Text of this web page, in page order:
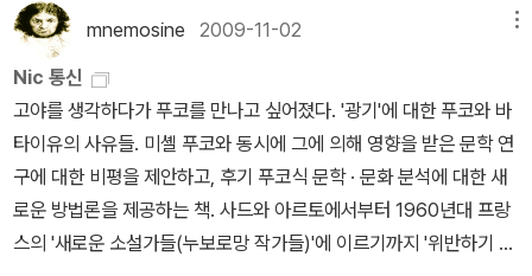
막스 베버, 『경제와 사회』(워낙 방대한 책이어서, 두 번역본의 번역된
부분이 다르다. 1997년 문학과지성사 본은 Winckelmann이 편집
한 5판 앞부분을 번역한 것이고, 2009년 나남출판사 본은 Momms
en이 편집한 1부 제22-1권 '공동체들'을 번역한 것이다. 아래는 4위
인 『프로테스탄티즘의 윤리와 자본주의 정신』을 제외한 막스 베버 저
작, 해설서들이다.) 2. 찰스 라이트 밀즈(왜인지 보통 C. 라이트 밀즈
라고 쓰는...), 『사회학적 상상력』3. 로버트 킹 머튼, 『Social Theor
은 호메로스, 셰익스피어로부터, 세르반테스, 코르네유, 라신을 거쳐,
샤토브리앙과 사드, 그리고 말라르메와 조이스, 프루스트에 이르는
수많은 작가들을 문학, 광기, 언어라는 커다란 주제와 관련하여 전 방
위적으로 다룬다. 2013년 프랑스에서 출간된 <문학의 고고학>은 이
제까지 한 번도 전모가 밝혀진 적이 없던 1960년대 푸코의 문학관,
곧 광의의 형식주의에 기초한 전복적 아방가르드의 문학관을 푸코가
직접적으로 언급하고 있는 유일한 텍스트들을 모았다는 점에서 실로
흥미진진한 책이라 하지 않을 수 없다.그간에 푸코의 문학론을 접할
mnemosine 2009-11-02
Nic 통신
고야를 생각하다가 푸코를 만나고 싶어졌다. '광기'에 대한 푸코와 바
타이유의 사유들. 미셸 푸코와 동시에 그에 의해 영향을 받은 문학 연
구에 대한 비평을 제안하고, 후기 푸코식 문학 · 문화 분석에 대한 새
로운 방법론을 제공하는 책. 사드와 아르토에서부터 1960년대 프랑
스의 '새로운 소설가들(누보로망 작가들)'에 이르기까지 '위반하기 쉬